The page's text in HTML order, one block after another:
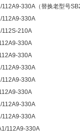
330A（替换老型号
112A9-330A
112S-210A
330A
330A
112A9-330A
112A9-330A
330A
112A9-330A
112A9-330A
112A9-330A